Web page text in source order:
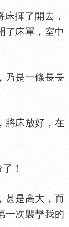
揮了開去，
了
單，室中
是一條長長
將
放好，在
！
是高大，而
一次襲擊我的